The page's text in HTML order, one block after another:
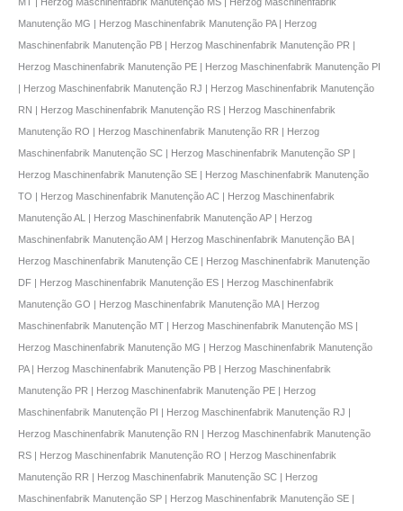
Manutenção MG | Herzog Maschinenfabrik Manutenção PA | Herzog
Maschinenfabrik Manutenção PB | Herzog Maschinenfabrik Manutenção PR |
Herzog Maschinenfabrik Manutenção PE | Herzog Maschinenfabrik Manutenção PI
| Herzog Maschinenfabrik Manutenção RJ | Herzog Maschinenfabrik Manutenção
RN | Herzog Maschinenfabrik Manutenção RS | Herzog Maschinenfabrik
Manutenção RO | Herzog Maschinenfabrik Manutenção RR | Herzog
Maschinenfabrik Manutenção SC | Herzog Maschinenfabrik Manutenção SP |
Herzog Maschinenfabrik Manutenção SE | Herzog Maschinenfabrik Manutenção
TO | Herzog Maschinenfabrik Manutenção AC | Herzog Maschinenfabrik
Manutenção AL | Herzog Maschinenfabrik Manutenção AP | Herzog
Maschinenfabrik Manutenção AM | Herzog Maschinenfabrik Manutenção BA |
Herzog Maschinenfabrik Manutenção CE | Herzog Maschinenfabrik Manutenção
DF | Herzog Maschinenfabrik Manutenção ES | Herzog Maschinenfabrik
Manutenção GO | Herzog Maschinenfabrik Manutenção MA | Herzog
Maschinenfabrik Manutenção MT | Herzog Maschinenfabrik Manutenção MS |
Herzog Maschinenfabrik Manutenção MG | Herzog Maschinenfabrik Manutenção
PA | Herzog Maschinenfabrik Manutenção PB | Herzog Maschinenfabrik
Manutenção PR | Herzog Maschinenfabrik Manutenção PE | Herzog
Maschinenfabrik Manutenção PI | Herzog Maschinenfabrik Manutenção RJ |
Herzog Maschinenfabrik Manutenção RN | Herzog Maschinenfabrik Manutenção
RS | Herzog Maschinenfabrik Manutenção RO | Herzog Maschinenfabrik
Manutenção RR | Herzog Maschinenfabrik Manutenção SC | Herzog
Maschinenfabrik Manutenção SP | Herzog Maschinenfabrik Manutenção SE |